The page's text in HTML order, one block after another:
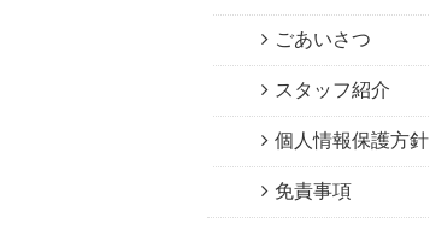
ごあいさつ
スタッフ紹介
個人情報保護方針
免責事項